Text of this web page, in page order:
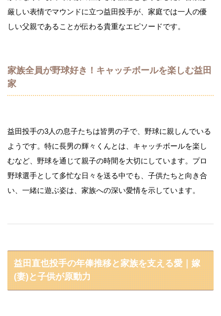
厳しい表情でマウンドに立つ益田投手が、家庭では一人の優
しい父親であることが伝わる貴重なエピソードです。
家族全員が野球好き！キャッチボールを楽しむ益田
家
益田投手の3人の息子たちは皆男の子で、野球に親しんでいる
ようです。特に長男の輝々くんとは、キャッチボールを楽し
むなど、野球を通じて親子の時間を大切にしています。プロ
野球選手として多忙な日々を送る中でも、子供たちと向き合
い、一緒に遊ぶ姿は、家族への深い愛情を示しています。
益田直也投手の年俸推移と家族を支える愛｜嫁
(妻)と子供が原動力